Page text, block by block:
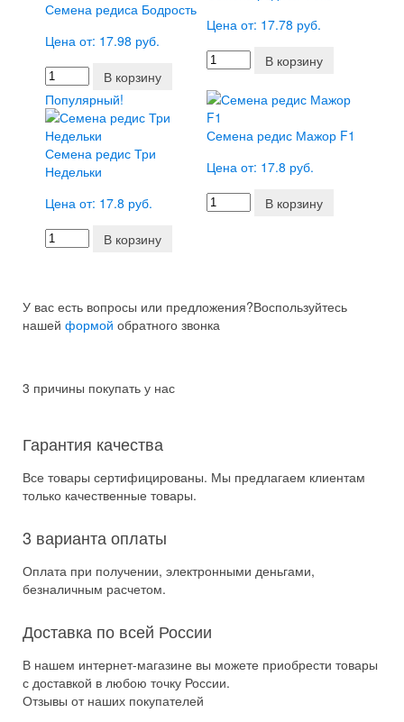
Семена редиса Бодрость
Цена от: 17.98 руб.
В корзину
Цена от: 17.78 руб.
В корзину
Популярный!
Семена редис Три
Недельки
Цена от: 17.8 руб.
В корзину
Семена редис Мажор F1
Цена от: 17.8 руб.
В корзину
У вас есть вопросы или предложения?Воспользуйтесь
нашей формой обратного звонка
3 причины покупать у нас
Гарантия качества
Все товары сертифицированы. Мы предлагаем клиентам
только качественные товары.
3 варианта оплаты
Оплата при получении, электронными деньгами,
безналичным расчетом.
Доставка по всей России
В нашем интернет-магазине вы можете приобрести товары
с доставкой в любою точку России.
Отзывы от наших покупателей